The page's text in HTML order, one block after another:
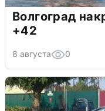
Волгоград
+42
8 августа 0